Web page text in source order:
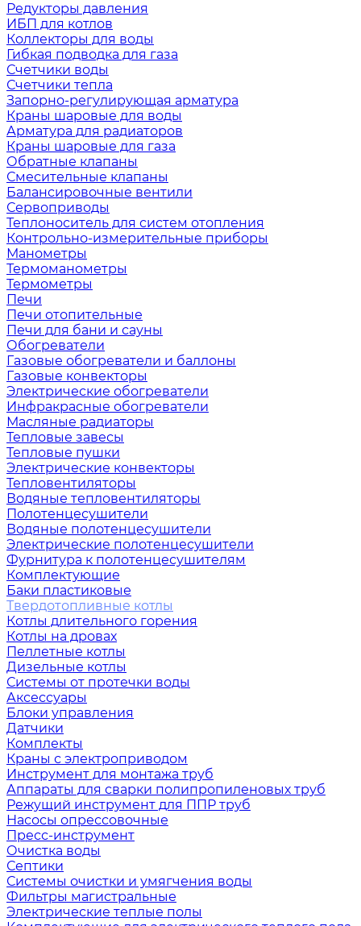
Редукторы давления
ИБП для котлов
Коллекторы для воды
Гибкая подводка для газа
Счетчики воды
Счетчики тепла
Запорно-регулирующая арматура
Краны шаровые для воды
Арматура для радиаторов
Краны шаровые для газа
Обратные клапаны
Смесительные клапаны
Балансировочные вентили
Сервоприводы
Теплоноситель для систем отопления
Контрольно-измерительные приборы
Манометры
Термоманометры
Термометры
Печи
Печи отопительные
Печи для бани и сауны
Обогреватели
Газовые обогреватели и баллоны
Газовые конвекторы
Электрические обогреватели
Инфракрасные обогреватели
Масляные радиаторы
Тепловые завесы
Тепловые пушки
Электрические конвекторы
Тепловентиляторы
Водяные тепловентиляторы
Полотенцесушители
Водяные полотенцесушители
Электрические полотенцесушители
Фурнитура к полотенцесушителям
Комплектующие
Баки пластиковые
Твердотопливные котлы
Котлы длительного горения
Котлы на дровах
Пеллетные котлы
Дизельные котлы
Системы от протечки воды
Аксессуары
Блоки управления
Датчики
Комплекты
Краны с электроприводом
Инструмент для монтажа труб
Аппараты для сварки полипропиленовых труб
Режущий инструмент для ППР труб
Насосы опрессовочные
Пресс-инструмент
Очистка воды
Септики
Системы очистки и умягчения воды
Фильтры магистральные
Электрические теплые полы